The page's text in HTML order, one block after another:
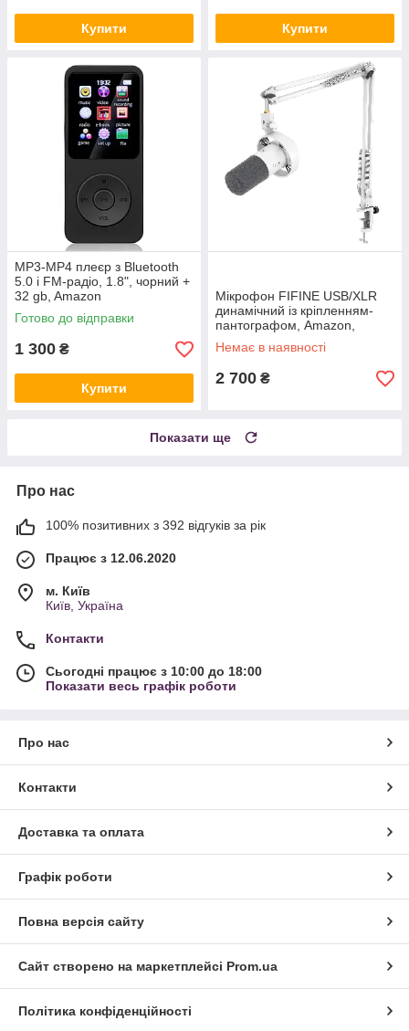
Купити Купити
MP3-MP4 плеєр з Bluetooth
5.0 і FM-радіо, 1.8", чорний +
32 gb, Amazon
Готово до відправки
1 300 ₴
Купити
Мікрофон FIFINE USB/XLR
динамічний із кріпленням-
пантографом, Amazon,
Німеччина
Немає в наявності
2 700 ₴
Показати ще
Про нас
100% позитивних з 392 відгуків за рік
Працює з 12.06.2020
м. Київ
Київ, Україна
Контакти
Сьогодні працює з 10:00 до 18:00
Показати весь графік роботи
Про нас
Контакти
Доставка та оплата
Графік роботи
Повна версія сайту
Сайт створено на маркетплейсі Prom.ua
Політика конфіденційності